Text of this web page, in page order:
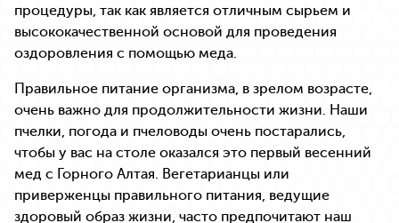
процедуры, так как является отличным сырьем и
высококачественной основой для проведения
оздоровления с помощью меда.
Правильное питание организма, в зрелом возрасте,
очень важно для продолжительности жизни. Наши
пчелки, погода и пчеловоды очень постарались,
чтобы у вас на столе оказался это первый весенний
мед с Горного Алтая. Вегетарианцы или
приверженцы правильного питания, ведущие
здоровый образ жизни, часто предпочитают наш